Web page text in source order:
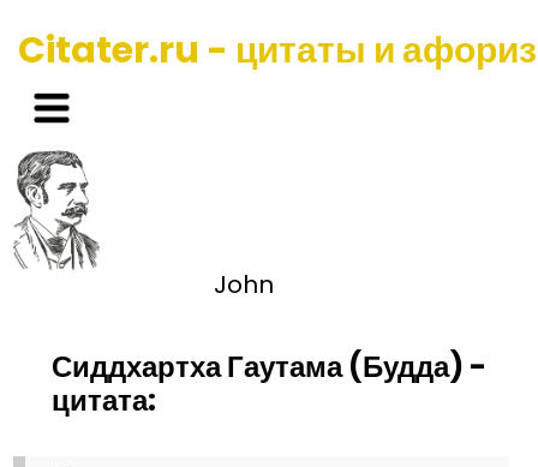
Citater.ru - цитаты и
John
Сиддхартха Гаутама (Будда) -
цитата: